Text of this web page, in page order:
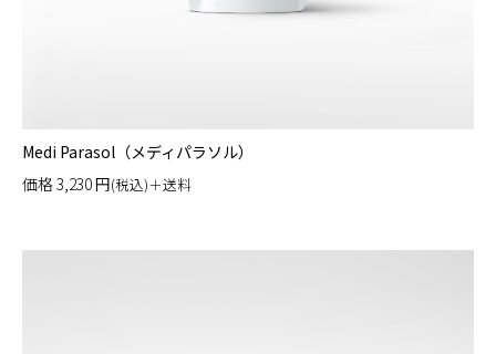
Medi Parasol（メディパラソル）
価格3,230円(税込)＋送料